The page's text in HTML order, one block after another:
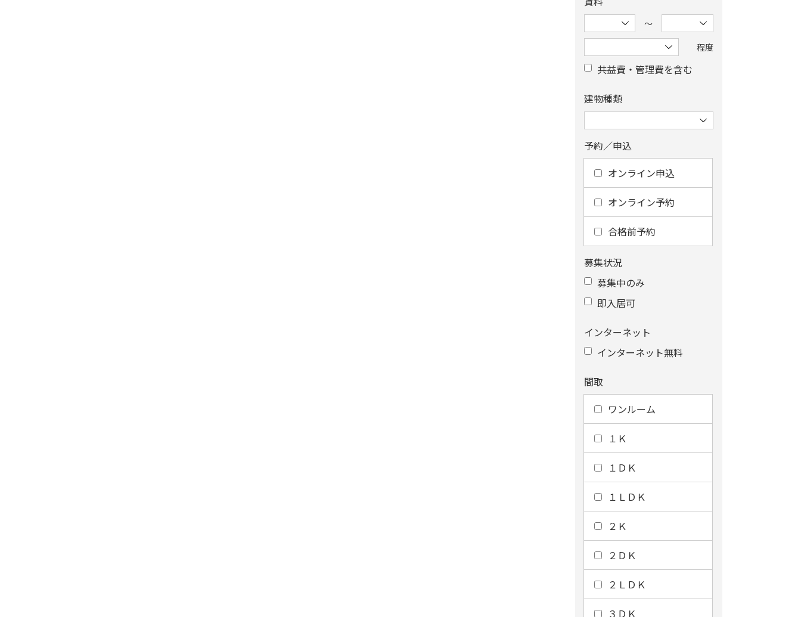
〜
程度
共益費・管理費を含む
建物種類
予約／申込
オンライン申込
オンライン予約
合格前予約
募集状況
募集中のみ
即入居可
インターネット
インターネット無料
間取
ワンルーム
１Ｋ
１ＤＫ
１ＬＤＫ
２Ｋ
２ＤＫ
２ＬＤＫ
３ＤＫ